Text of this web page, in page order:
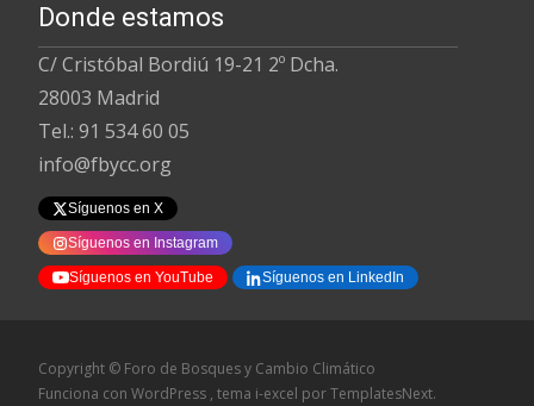
Donde estamos
C/ Cristóbal Bordiú 19-21 2º Dcha.
28003 Madrid
Tel.: 91 534 60 05
info@fbycc.org
Síguenos en X
Síguenos en Instagram
Síguenos en YouTube Síguenos en LinkedIn
Copyright © Foro de Bosques y Cambio Climático
Funciona con WordPress , tema i-excel por TemplatesNext.